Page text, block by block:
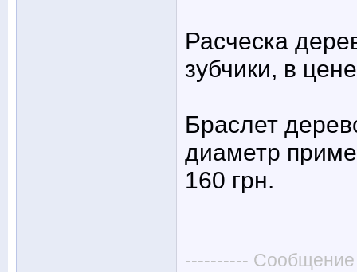
Расческа
зубчики, в
Браслет
диаметр
160 грн.
---------- Сообщение